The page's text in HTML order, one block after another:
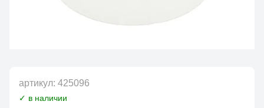
артикул: 425096
✓ в наличии